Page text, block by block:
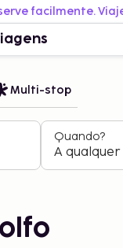
facilmente.
Multi-stop
Quando?
A